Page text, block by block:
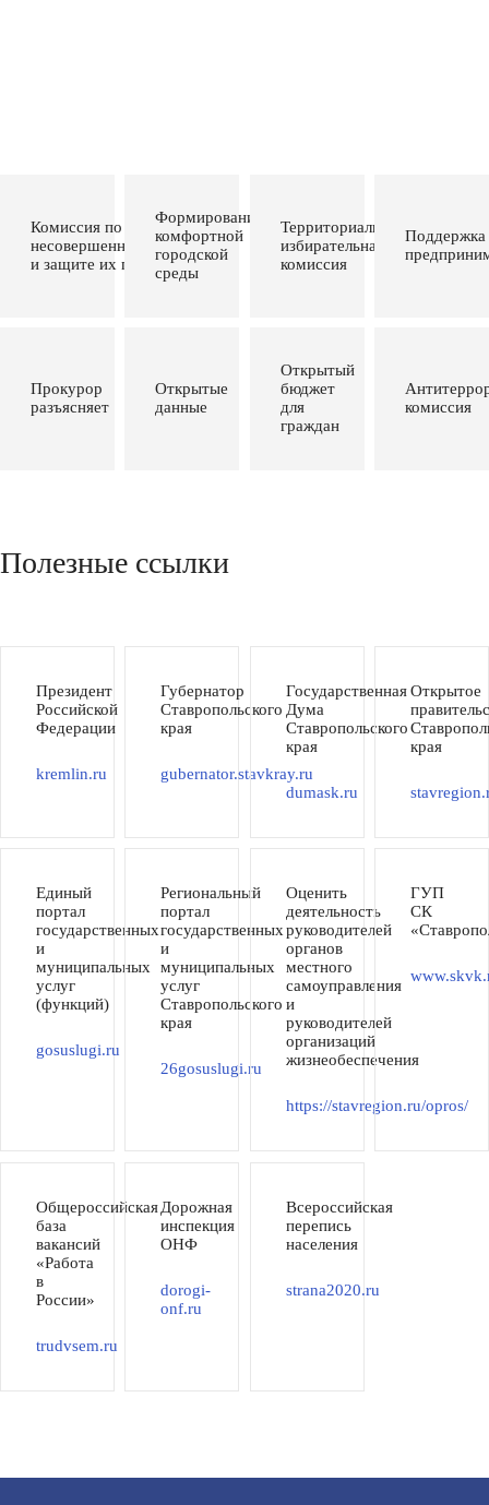
Комиссия по делам
несовершеннолетних
и защите их прав
Формирование
комфортной
городской
среды
Территориальная
избирательная
комиссия
Поддержка
Прокурор
разъясняет
Открытые
данные
Открытый
бюджет
для
граждан
комиссия
Полезные ссылки
Президент
Российской
Федерации
kremlin.ru
Губернатор
Ставропольского
края
gubernator.stavkray.ru
Государственная
Дума
Ставропольского
края
dumask.ru
Открытое
края
Единый
портал
государственных
и
муниципальных
услуг
(функций)
gosuslugi.ru
Региональный
портал
государственных
и
муниципальных
услуг
Ставропольского
края
26gosuslugi.ru
Оценить
деятельность
руководителей
органов
местного
самоуправления
и
руководителей
организаций
жизнеобеспечения
https://stavregion.ru/opros/
ГУП
СК
Общероссийская
база
вакансий
«Работа
в
России»
trudvsem.ru
Дорожная
инспекция
ОНФ
dorogi-
onf.ru
Всероссийская
перепись
населения
strana2020.ru